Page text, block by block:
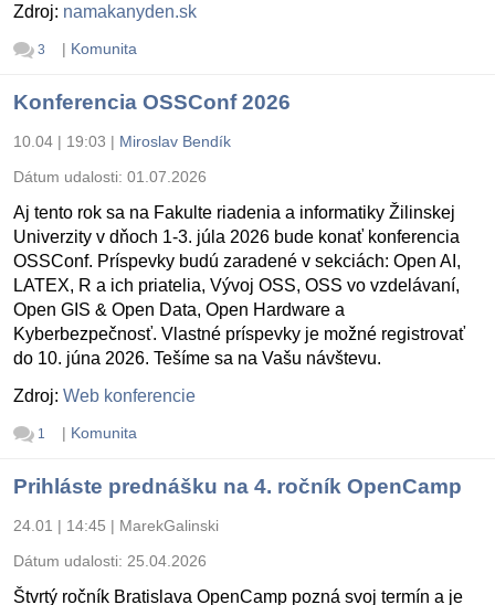
Zdroj: namakanyden.sk
3 | Komunita
Konferencia OSSConf 2026
10.04 | 19:03 | Miroslav Bendík
Dátum udalosti: 01.07.2026
Aj tento rok sa na Fakulte riadenia a informatiky Žilinskej
Univerzity v dňoch 1-3. júla 2026 bude konať konferencia
OSSConf. Príspevky budú zaradené v sekciách: Open AI,
LATEX, R a ich priatelia, Vývoj OSS, OSS vo vzdelávaní,
Open GIS & Open Data, Open Hardware a
Kyberbezpečnosť. Vlastné príspevky je možné registrovať
do 10. júna 2026. Tešíme sa na Vašu návštevu.
Zdroj: Web konferencie
1 | Komunita
Prihláste prednášku na 4. ročník OpenCamp
24.01 | 14:45 | MarekGalinski
Dátum udalosti: 25.04.2026
Štvrtý ročník Bratislava OpenCamp pozná svoj termín a je